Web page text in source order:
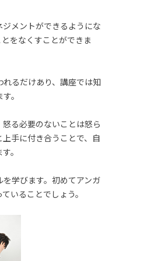
メントができるようにな
をなくすことができま
るだけあり、講座では知
。
る必要のないことは怒ら
手に付き合うことで、自
。
学びます。初めてアンガ
いることでしょう。